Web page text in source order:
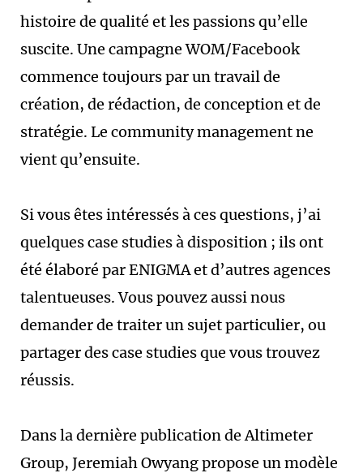
histoire de qualité et les passions qu’elle
suscite. Une campagne WOM/Facebook
commence toujours par un travail de
création, de rédaction, de conception et de
stratégie. Le community management ne
vient qu’ensuite.
Si vous êtes intéressés à ces questions, j’ai
quelques case studies à disposition ; ils ont
été élaboré par ENIGMA et d’autres agences
talentueuses. Vous pouvez aussi nous
demander de traiter un sujet particulier, ou
partager des case studies que vous trouvez
réussis.
Dans la dernière publication de Altimeter
Group, Jeremiah Owyang propose un modèle